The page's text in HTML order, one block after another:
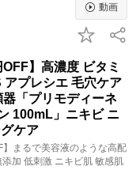
動画
】高濃度 ビタミ
プレシエ 毛穴ケア
「プリモディーネ
100mL」ニキビ ニ
ケア
】まるで美容液のような高配
加 低刺激 ニキビ肌 敏感肌